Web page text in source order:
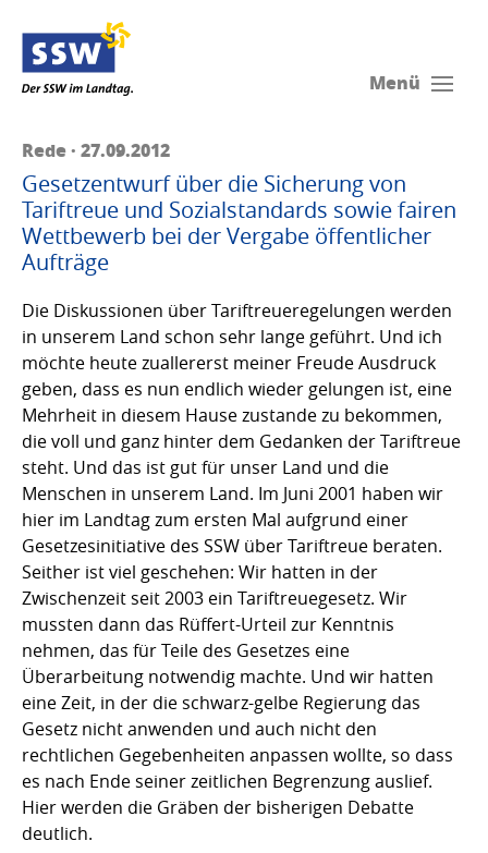
Menü
Rede · 27.09.2012
Gesetzentwurf über die Sicherung von
Tariftreue und Sozialstandards sowie fairen
Wettbewerb bei der Vergabe öffentlicher
Aufträge
Die Diskussionen über Tariftreueregelungen werden
in unserem Land schon sehr lange geführt. Und ich
möchte heute zuallererst meiner Freude Ausdruck
geben, dass es nun endlich wieder gelungen ist, eine
Mehrheit in diesem Hause zustande zu bekommen,
die voll und ganz hinter dem Gedanken der Tariftreue
steht. Und das ist gut für unser Land und die
Menschen in unserem Land. Im Juni 2001 haben wir
hier im Landtag zum ersten Mal aufgrund einer
Gesetzesinitiative des SSW über Tariftreue beraten.
Seither ist viel geschehen: Wir hatten in der
Zwischenzeit seit 2003 ein Tariftreuegesetz. Wir
mussten dann das Rüffert-Urteil zur Kenntnis
nehmen, das für Teile des Gesetzes eine
Überarbeitung notwendig machte. Und wir hatten
eine Zeit, in der die schwarz-gelbe Regierung das
Gesetz nicht anwenden und auch nicht den
rechtlichen Gegebenheiten anpassen wollte, so dass
es nach Ende seiner zeitlichen Begrenzung auslief.
Hier werden die Gräben der bisherigen Debatte
deutlich.